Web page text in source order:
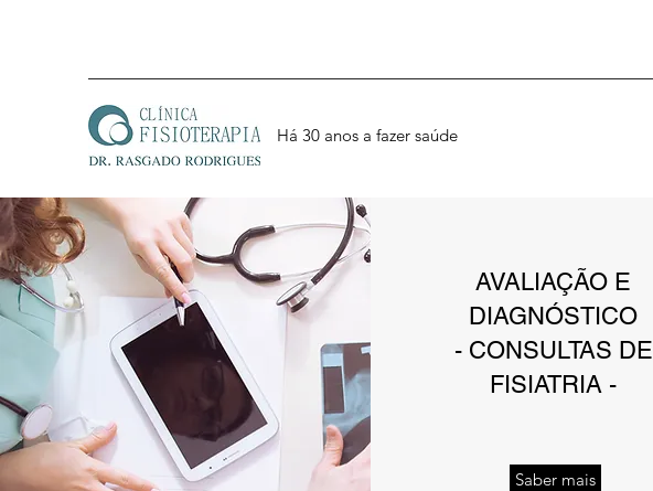
Há 30 anos a fazer saúde
AVALIAÇÃO E
DIAGNÓSTICO
- CONSULTAS DE
FISIATRIA -
Saber mais